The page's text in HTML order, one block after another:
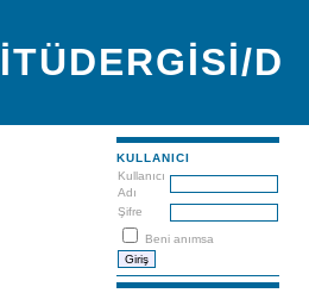
İTÜDERGİSİ/D
KULLANICI
Kullanıcı
Adı
Şifre
Beni anımsa